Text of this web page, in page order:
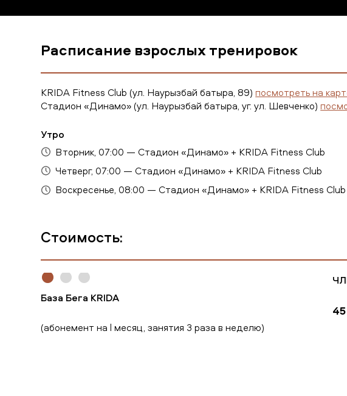
Расписание взрослых тренировок
KRIDA Fitness Club (ул. Наурызбай батыра, 89)посмотреть на
Стадион «Динамо» (ул. Наурызбай батыра, уг. ул. Шевченко)
Утро
Вторник, 07:00 — Стадион «Динамо» + KRIDA Fitness Club
Четверг, 07:00 — Стадион «Динамо» + KRIDA Fitness Club
Воскресенье, 08:00 — Стадион «Динамо» + KRIDA Fitness Club
Стоимость:
База Бега KRIDA
(абонемент на l месяц, занятия 3 раза в неделю)